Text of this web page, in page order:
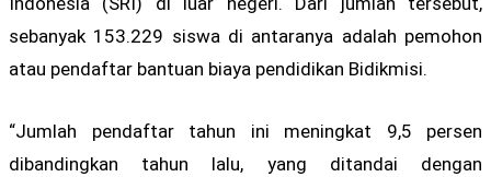
sebanyak 153.229 siswa di antaranya adalah pemohon
atau pendaftar bantuan biaya pendidikan Bidikmisi.
“Jumlah pendaftar tahun ini meningkat 9,5 persen
dibandingkan tahun lalu, yang ditandai dengan